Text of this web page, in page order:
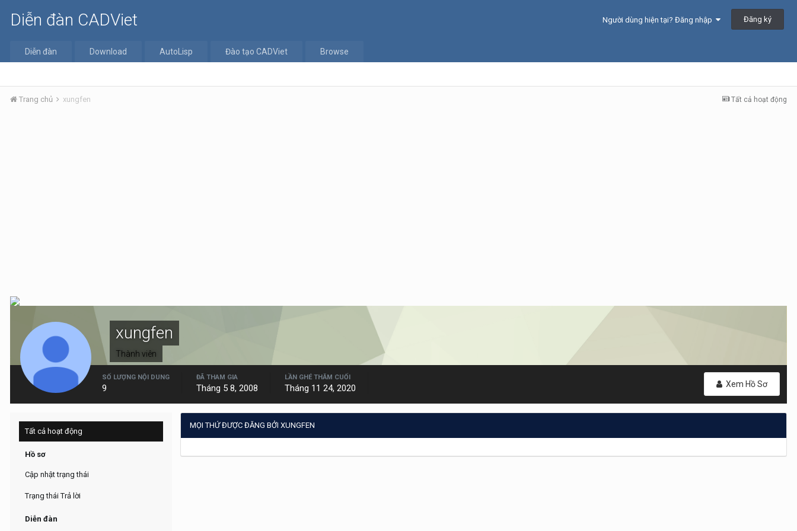
Diễn đàn CADViet Người dùng hiện tại? Đăng nhập Đăng ký
Diễn đàn Download AutoLisp Đào tạo CADViet Browse
Tất cả hoạt động
Trang chủ xungfen
xungfen
Thành viên
Xem Hồ Sơ
SỐ LƯỢNG NỘI DUNG
9
ĐÃ THAM GIA
Tháng 5 8, 2008
LẦN GHÉ THĂM CUỐI
Tháng 11 24, 2020
Tất cả hoạt động
Hồ sơ
Cập nhật trạng thái
Trạng thái Trả lời
Diễn đàn
MỌI THỨ ĐƯỢC ĐĂNG BỞI XUNGFEN